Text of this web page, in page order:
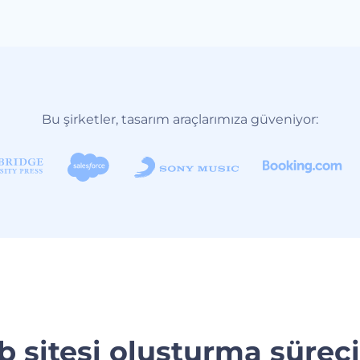
Bu şirketler, tasarım araçlarımıza güveniyor:
sitesi oluşturma